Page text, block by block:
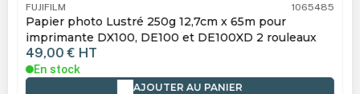
FUJIFILM 1065485
Papier photo Lustré 250g 12,7cm x 65m pour
imprimante DX100, DE100 et DE100XD 2 rouleaux
49,00 € HT
En stock
AJOUTER AU PANIER